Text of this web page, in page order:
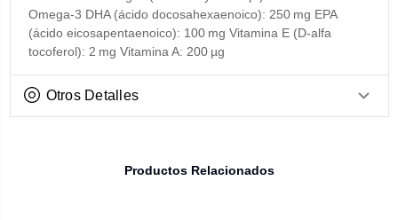
Omega‑3 DHA (ácido docosahexaenoico): 250 mg EPA
(ácido eicosapentaenoico): 100 mg Vitamina E (D‑alfa
tocoferol): 2 mg Vitamina A: 200 µg
Otros Detalles
Productos Relacionados